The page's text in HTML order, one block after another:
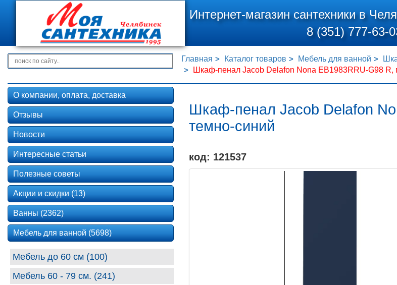
Интернет-магазин сантехники в
8 (351) 777-63-
Главная Каталог товаров Мебель для ванной
Шкаф-пенал Jacob Delafon Nona EB1983RRU-G98 R,
Шкаф-пенал Jacob Delafon
темно-синий
код: 121537
О компании, оплата, доставка
Отзывы
Новости
Интересные статьи
Полезные советы
Акции и скидки (13)
Ванны (2362)
Мебель для ванной (5698)
Мебель до 60 см (100)
Мебель 60 - 79 см. (241)